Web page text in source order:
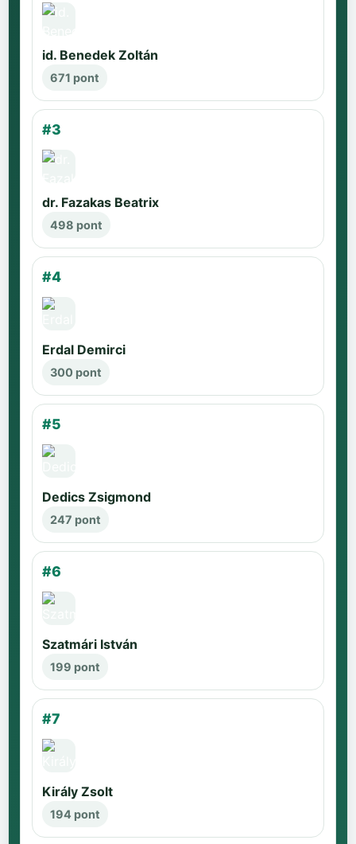
id. Benedek Zoltán
671 pont
#3
dr. Fazakas Beatrix
498 pont
#4
Erdal Demirci
300 pont
#5
Dedics Zsigmond
247 pont
#6
Szatmári István
199 pont
#7
Király Zsolt
194 pont